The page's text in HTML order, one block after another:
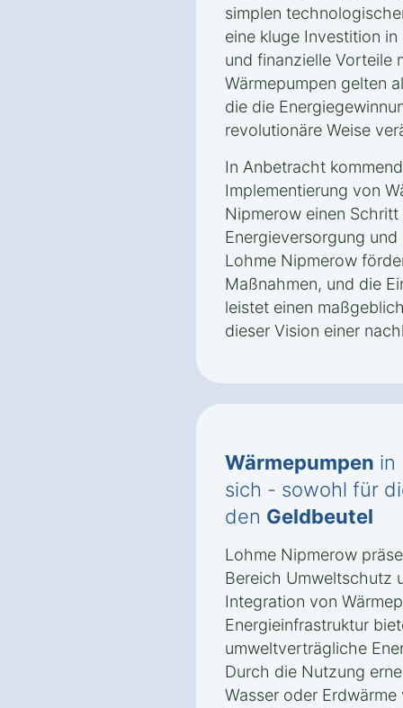
simplen
eine kluge Investition
und finanzielle Vorteile
Wärmepumpen gelten
die die
revolutionäre Weise
In Anbetracht
Implementierung von
Nipmerow einen
Energieversorgung
Lohme Nipmerow
Maßnahmen, und die
leistet einen
dieser Vision einer
Wärmepumpen in
sich - sowohl für
den Geldbeutel
Lohme Nipmerow
Bereich Umweltschutz
Integration von
Energieinfrastruktur
umweltverträgliche
Durch die Nutzung
Wasser oder